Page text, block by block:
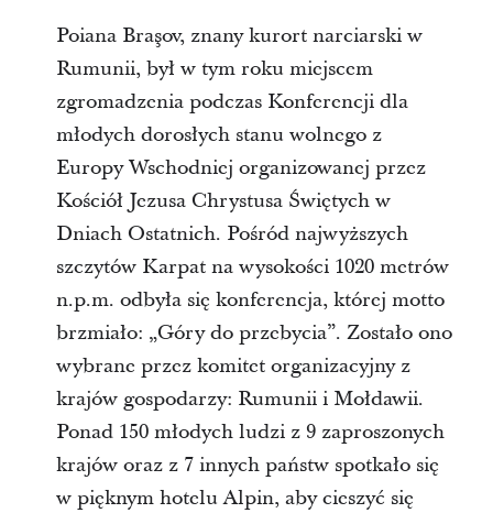
Poiana Braşov, znany kurort narciarski w
Rumunii, był w tym roku miejscem
zgromadzenia podczas Konferencji dla
młodych dorosłych stanu wolnego z
Europy Wschodniej organizowanej przez
Kościół Jezusa Chrystusa Świętych w
Dniach Ostatnich. Pośród najwyższych
szczytów Karpat na wysokości 1020 metrów
n.p.m. odbyła się konferencja, której motto
brzmiało: „Góry do przebycia”. Zostało ono
wybrane przez komitet organizacyjny z
krajów gospodarzy: Rumunii i Mołdawii.
Ponad 150 młodych ludzi z 9 zaproszonych
krajów oraz z 7 innych państw spotkało się
w pięknym hotelu Alpin, aby cieszyć się